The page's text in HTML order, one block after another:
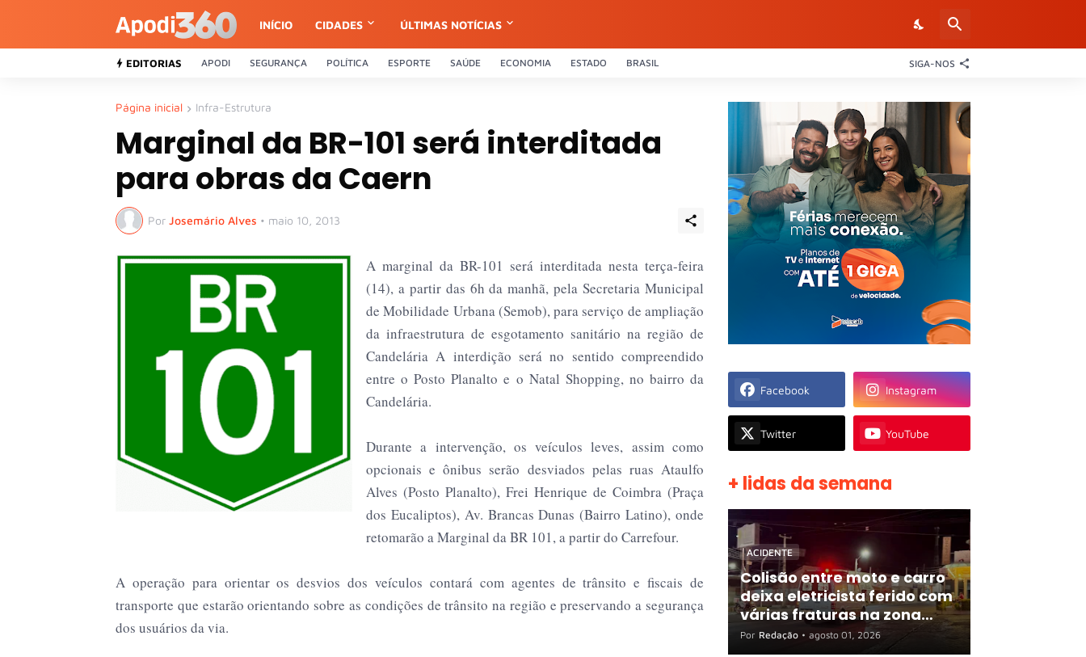
INÍCIO CIDADES ÚLTIMAS NOTÍCIAS
EDITORIAS APODI SEGURANÇA POLÍTICA ESPORTE SAÚDE ECONOMIA ESTADO BRASIL SIGA-NOS
Página inicial Infra-Estrutura
Marginal da BR-101 será interditada
para obras da Caern
Por Josemário Alves • maio 10, 2013
A marginal da BR-101 será interditada nesta terça-feira
(14), a partir das 6h da manhã, pela Secretaria Municipal
de Mobilidade Urbana (Semob), para serviço de ampliação
da infraestrutura de esgotamento sanitário na região de
Candelária A interdição será no sentido compreendido
entre o Posto Planalto e o Natal Shopping, no bairro da
Candelária.
Durante a intervenção, os veículos leves, assim como
opcionais e ônibus serão desviados pelas ruas Ataulfo
Alves (Posto Planalto), Frei Henrique de Coimbra (Praça
dos Eucaliptos), Av. Brancas Dunas (Bairro Latino), onde
retomarão a Marginal da BR 101, a partir do Carrefour.
A operação para orientar os desvios dos veículos contará com agentes de trânsito e fiscais de
transporte que estarão orientando sobre as condições de trânsito na região e preservando a segurança
dos usuários da via.
Facebook Instagram
Twitter YouTube
+ lidas da semana
ACIDENTE
Colisão entre moto e carro
deixa eletricista ferido com
várias fraturas na zona
rural de Apodi
Por Redação • agosto 01, 2026